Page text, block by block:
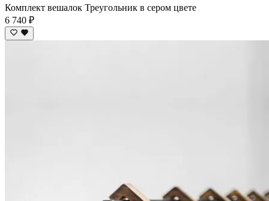
Комплект вешалок Треугольник в сером цвете
6 740 ₽